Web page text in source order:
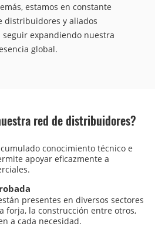
estamos en constante
distribuidores y aliados
seguir expandiendo nuestra
global.
red de distribuidores?
conocimiento técnico e
apoyar eficazmente a
presentes en diversos sectores
forja, la construcción entre otros,
a cada necesidad.